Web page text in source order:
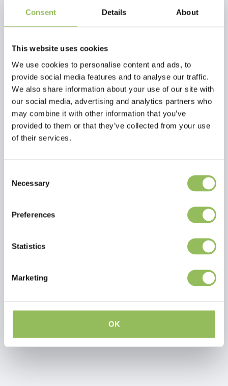
Consent Details About
This website uses cookies
We use cookies to personalise content and ads, to
provide social media features and to analyse our traffic.
We also share information about your use of our site with
our social media, advertising and analytics partners who
may combine it with other information that you’ve
provided to them or that they’ve collected from your use
of their services.
Selection
Necessary
Preferences
Statistics
Marketing
OK
Medio - adatto ai porcellini d'India
Grande - adatto ai conigli
Per saperne di più
Prodotti correlati
BEAPHAR SCATOLA DI TRASPORTO PICCOLO